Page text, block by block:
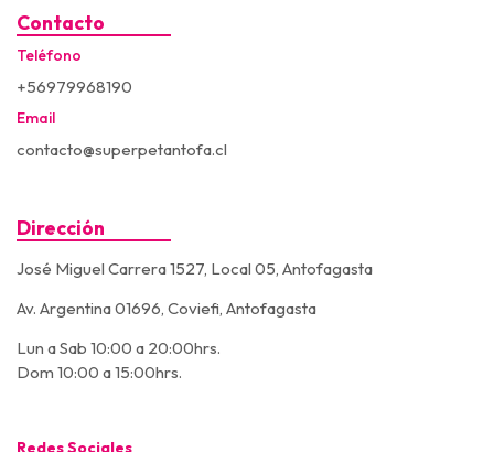
Contacto
Teléfono
+56979968190
Email
contacto@superpetantofa.cl
Dirección
José Miguel Carrera 1527, Local 05, Antofagasta
Av. Argentina 01696, Coviefi, Antofagasta
Lun a Sab 10:00 a 20:00hrs.
Dom 10:00 a 15:00hrs.
Redes Sociales